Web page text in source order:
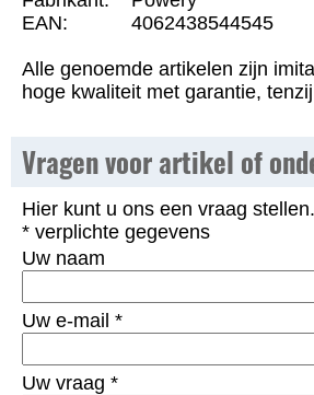
EAN:
4062438544545
Alle genoemde artikelen zijn
hoge kwaliteit met garantie,
Vragen voor artikel of
Hier kunt u ons een vraag stellen.
* verplichte gegevens
Uw naam
Uw e-mail *
Uw vraag *